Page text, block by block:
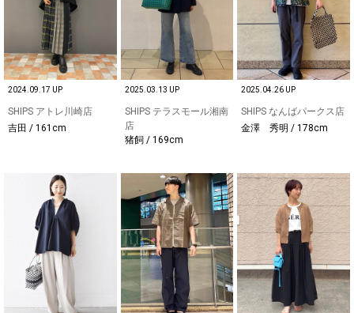
2024.09.17 UP
SHIPS アトレ川崎店
吉田 / 161cm
2025.03.13 UP
SHIPS テラスモール湘南
店
猪飼 / 169cm
2025.04.26 UP
SHIPS なんばパークス店
金澤 秀明 / 178cm